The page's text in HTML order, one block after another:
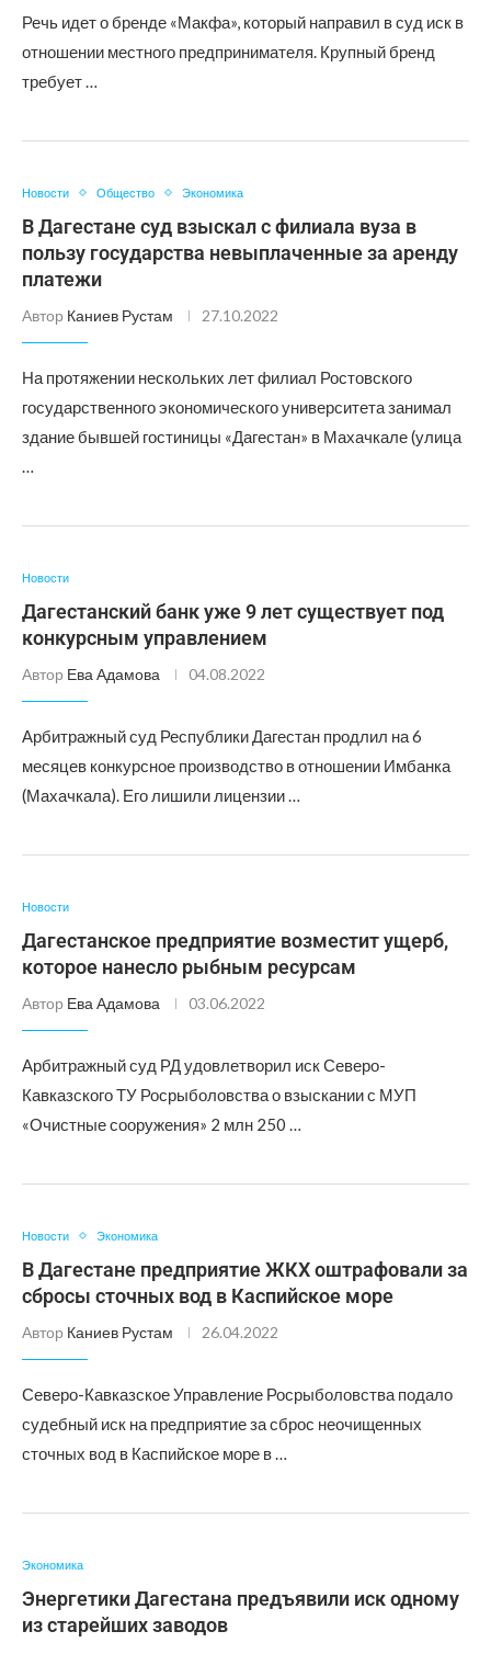
Речь идет о бренде «Макфа», который направил в суд иск в
отношении местного предпринимателя. Крупный бренд
требует …
Новости Общество Экономика
В Дагестане суд взыскал с филиала вуза в
пользу государства невыплаченные за аренду
платежи
Автор Каниев Рустам 27.10.2022
На протяжении нескольких лет филиал Ростовского
государственного экономического университета занимал
здание бывшей гостиницы «Дагестан» в Махачкале (улица
…
Новости
Дагестанский банк уже 9 лет существует под
конкурсным управлением
Автор Ева Адамова 04.08.2022
Арбитражный суд Республики Дагестан продлил на 6
месяцев конкурсное производство в отношении Имбанка
(Махачкала). Его лишили лицензии …
Новости
Дагестанское предприятие возместит ущерб,
которое нанесло рыбным ресурсам
Автор Ева Адамова 03.06.2022
Арбитражный суд РД удовлетворил иск Северо-
Кавказского ТУ Росрыболовства о взыскании с МУП
«Очистные сооружения» 2 млн 250 …
Новости Экономика
В Дагестане предприятие ЖКХ оштрафовали за
сбросы сточных вод в Каспийское море
Автор Каниев Рустам 26.04.2022
Северо-Кавказское Управление Росрыболовства подало
судебный иск на предприятие за сброс неочищенных
сточных вод в Каспийское море в …
Экономика
Энергетики Дагестана предъявили иск одному
из старейших заводов